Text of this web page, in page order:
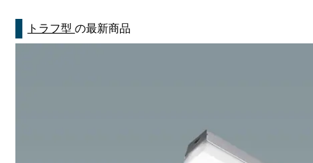
トラフ型の最新商品